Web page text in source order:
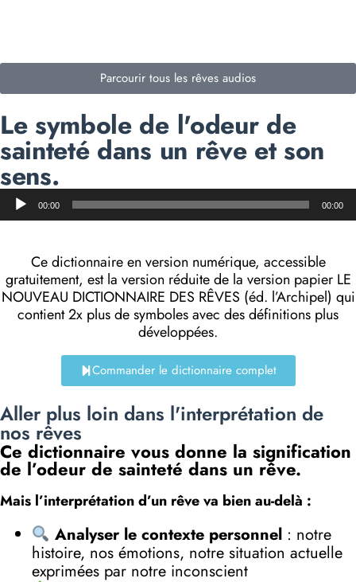
Parcourir tous les rêves audios
Le symbole de l'odeur de
sainteté dans un rêve et son
sens.
Lecteur
audio00:00 00:00
Ce dictionnaire en version numérique, accessible
gratuitement, est la version réduite de la version papier LE
NOUVEAU DICTIONNAIRE DES RÊVES (éd. l’Archipel) qui
contient 2x plus de symboles avec des définitions plus
développées.
Commander le dictionnaire complet
Aller plus loin dans l'interprétation de
nos rêves
Ce dictionnaire vous donne la signification
de l’odeur de sainteté dans un rêve.
Mais l’interprétation d’un rêve va bien au-delà :
Analyser le contexte personnel: notre
histoire, nos émotions, notre situation actuelle
exprimées par notre inconscient